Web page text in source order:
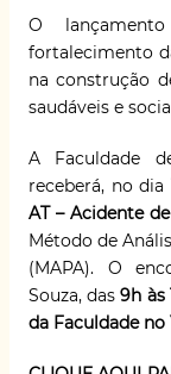
O
fortalecimento
na construção
saudáveis e
A Faculdade
receberá, no dia
AT – Acidente
Método de
(MAPA). O
Souza, das9h às
da Faculdade no